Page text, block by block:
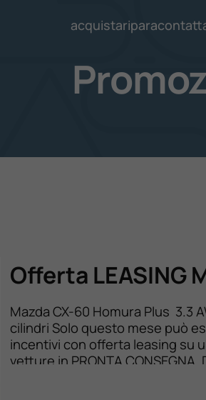
acquistaripara
Offerta LEASING
Mazda CX-60 Homura Plus 3.3
cilindri Solo questo mese può
incentivi con offerta leasing su
vetture in PRONTA CONSEGNA.